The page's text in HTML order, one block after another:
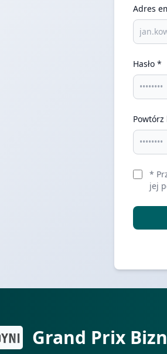
Adres
Hasło *
Powtórz
*
jej
Grand Prix